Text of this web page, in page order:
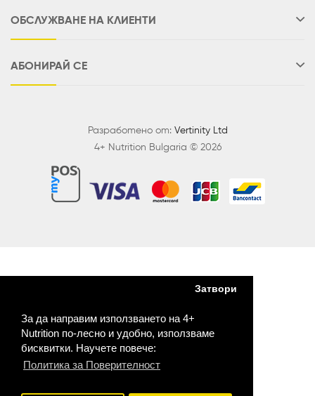
За да направим използването на 4+
Nutrition по-лесно и удобно, използваме
бисквитки. Научете повече:
Политика за Поверителност
Затвори
ОБСЛУЖВАНЕ НА КЛИЕНТИ
АБОНИРАЙ СЕ
Разработено от: Vertinity Ltd
4+ Nutrition Bulgaria © 2026